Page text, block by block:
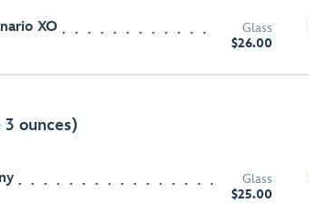
XO
Glass
$26.00
ounces)
Glass
$25.00